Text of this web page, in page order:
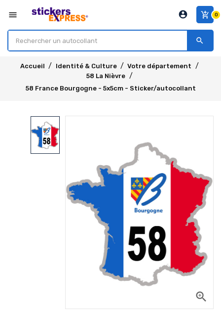
menu add_shopping_cart 0
account_circle
search
Accueil Identité & Culture
Votre département
58 La Nièvre
58 France Bourgogne - 5x5cm - Sticker/autocollant
zoom_in